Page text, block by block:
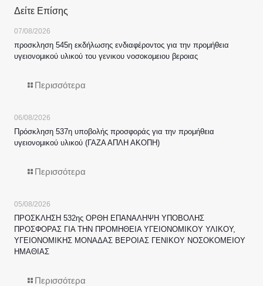
Δείτε Επίσης
07/08/2026
προσκληση 545η εκδήλωσης ενδιαφέροντος για την προμήθεια
υγειονομικού υλικού του γενικου νοσοκομειου βεροιας
Περισσότερα
06/08/2026
Πρόσκληση 537η υποβολής προσφοράς για την προμήθεια
υγειονομικού υλικού (ΓΑΖΑ ΑΠΛΗ ΑΚΟΠΗ)
Περισσότερα
05/08/2026
ΠΡΟΣΚΛΗΣΗ 532ης ΟΡΘΗ ΕΠΑΝΑΛΗΨΗ ΥΠΟΒΟΛΗΣ
ΠΡΟΣΦΟΡΑΣ ΓΙΑ ΤΗΝ ΠΡΟΜΗΘΕΙΑ ΥΓΕΙΟΝΟΜΙΚΟΥ ΥΛΙΚΟΥ,
ΥΓΕΙΟΝΟΜΙΚΗΣ ΜΟΝΑΔΑΣ ΒΕΡΟΙΑΣ ΓΕΝΙΚΟΥ ΝΟΣΟΚΟΜΕΙΟΥ
ΗΜΑΘΙΑΣ
Περισσότερα